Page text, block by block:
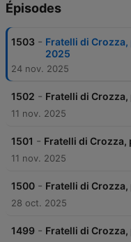
Épisodes
1503 - Fratelli di
2025
24 nov. 2025
1502 - Fratelli di
11 nov. 2025
1501 - Fratelli di Crozza,
11 nov. 2025
1500 - Fratelli di
28 oct. 2025
1499 - Fratelli di